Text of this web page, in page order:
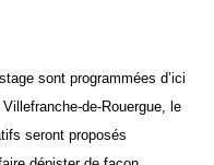
sont programmées d’ici
de-Rouergue, le
seront proposés